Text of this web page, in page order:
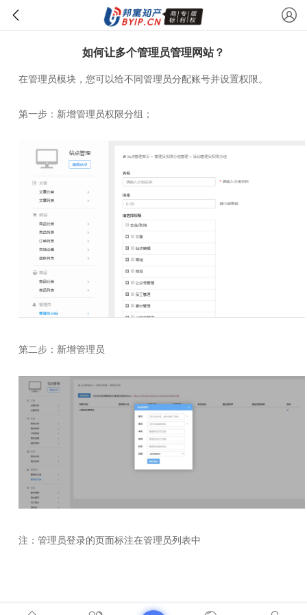
如何让多个管理员管理网站？
在管理员模块，您可以给不同管理员分配账号并设置权限。
第一步：新增管理员权限分组；
第二步：新增管理员
注：管理员登录的页面标注在管理员列表中